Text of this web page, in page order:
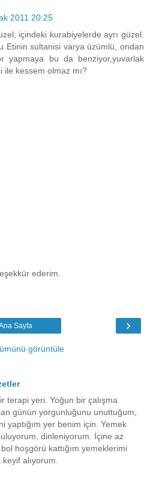
2011 20:25
içindeki kurabiyelerde ayrı güzel.
Etinin sultanisi varya üzümlü, ondan
yapmaya bu da benziyor,yuvarlak
ile kessem olmaz mı?
ederim.
›
Sayfa
görüntüle
terapi yeri. Yoğun bir çalışma
günün yorgunluğunu unuttuğum,
yaptığım yer benim için. Yemek
dinleniyorum. İçine az
hoşgörü kattığım yemeklerimi
alıyorum.